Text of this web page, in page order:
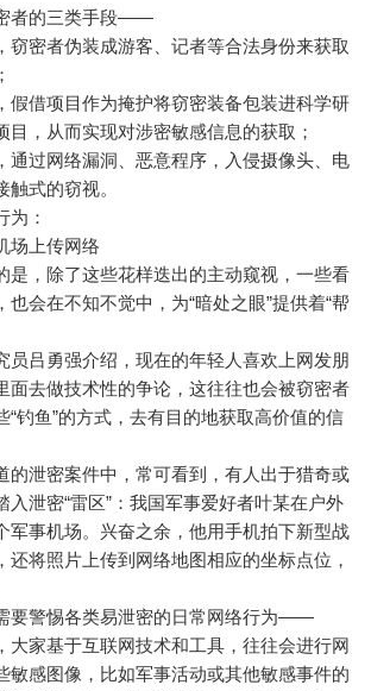
的三类手段——
密者伪装成游客、记者等合法身份来获取
借项目作为掩护将窃密装备包装进科学研
目，从而实现对涉密敏感信息的获取；
过网络漏洞、恶意程序，入侵摄像头、电
式的窃视。
：
上传网络
，除了这些花样迭出的主动窥视，一些看
也会在不知不觉中，为“暗处之眼”提供着“帮
吕勇强介绍，现在的年轻人喜欢上网发朋
面去做技术性的争论，这往往也会被窃密者
“钓鱼”的方式，去有目的地获取高价值的信
泄密案件中，常可看到，有人出于猎奇或
入泄密“雷区”：我国军事爱好者叶某在户外
军事机场。兴奋之余，他用手机拍下新型战
还将照片上传到网络地图相应的坐标点位，
警惕各类易泄密的日常网络行为——
家基于互联网技术和工具，往往会进行网
敏感图像，比如军事活动或其他敏感事件的